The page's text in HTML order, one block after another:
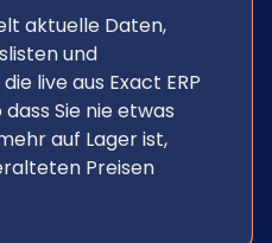
aktuelle Daten,
und
live aus Exact ERP
Sie nie etwas
auf Lager ist,
Preisen